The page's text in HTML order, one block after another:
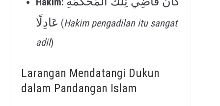
عَادِلًا (Hakim pengadilan itu sangat
adil)
Larangan Mendatangi Dukun
dalam Pandangan Islam